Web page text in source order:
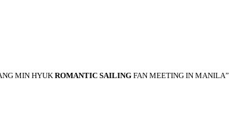
MIN HYUK ROMANTIC SAILING FAN MEETING IN MANILA”